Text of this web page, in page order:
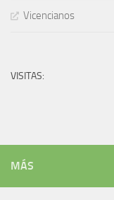
Vicencianos
VISITAS:
MÁS